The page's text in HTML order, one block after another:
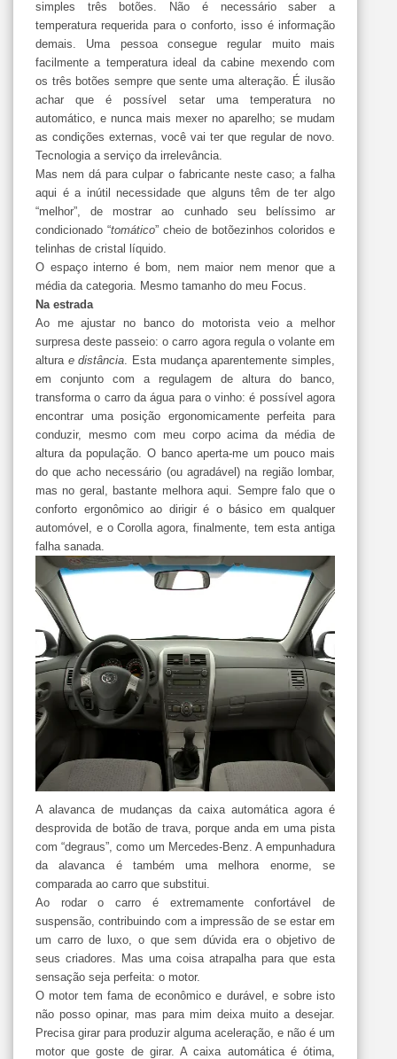
simples três botões. Não é necessário saber a
temperatura requerida para o conforto, isso é informação
demais. Uma pessoa consegue regular muito mais
facilmente a temperatura ideal da cabine mexendo com
os três botões sempre que sente uma alteração. É ilusão
achar que é possível setar uma temperatura no
automático, e nunca mais mexer no aparelho; se mudam
as condições externas, você vai ter que regular de novo.
Tecnologia a serviço da irrelevância.
Mas nem dá para culpar o fabricante neste caso; a falha
aqui é a inútil necessidade que alguns têm de ter algo
“melhor”, de mostrar ao cunhado seu belíssimo ar
condicionado “tomático” cheio de botõezinhos coloridos e
telinhas de cristal líquido.
O espaço interno é bom, nem maior nem menor que a
média da categoria. Mesmo tamanho do meu Focus.
Na estrada
Ao me ajustar no banco do motorista veio a melhor
surpresa deste passeio: o carro agora regula o volante em
altura e distância. Esta mudança aparentemente simples,
em conjunto com a regulagem de altura do banco,
transforma o carro da água para o vinho: é possível agora
encontrar uma posição ergonomicamente perfeita para
conduzir, mesmo com meu corpo acima da média de
altura da população. O banco aperta-me um pouco mais
do que acho necessário (ou agradável) na região lombar,
mas no geral, bastante melhora aqui. Sempre falo que o
conforto ergonômico ao dirigir é o básico em qualquer
automóvel, e o Corolla agora, finalmente, tem esta antiga
falha sanada.
A alavanca de mudanças da caixa automática agora é
desprovida de botão de trava, porque anda em uma pista
com “degraus”, como um Mercedes-Benz. A empunhadura
da alavanca é também uma melhora enorme, se
comparada ao carro que substitui.
Ao rodar o carro é extremamente confortável de
suspensão, contribuindo com a impressão de se estar em
um carro de luxo, o que sem dúvida era o objetivo de
seus criadores. Mas uma coisa atrapalha para que esta
sensação seja perfeita: o motor.
O motor tem fama de econômico e durável, e sobre isto
não posso opinar, mas para mim deixa muito a desejar.
Precisa girar para produzir alguma aceleração, e não é um
motor que goste de girar. A caixa automática é ótima,